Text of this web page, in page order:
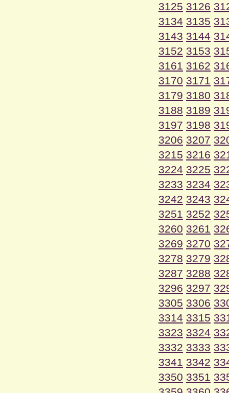
3125 3126
3134 3135
3143 3144
3152 3153
3161 3162
3170 3171
3179 3180
3188 3189
3197 3198
3206 3207
3215 3216
3224 3225
3233 3234
3242 3243
3251 3252
3260 3261
3269 3270
3278 3279
3287 3288
3296 3297
3305 3306
3314 3315
3323 3324
3332 3333
3341 3342
3350 3351